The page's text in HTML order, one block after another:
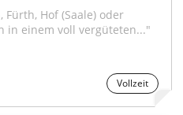
in einem voll vergüteten..."
Vollzeit